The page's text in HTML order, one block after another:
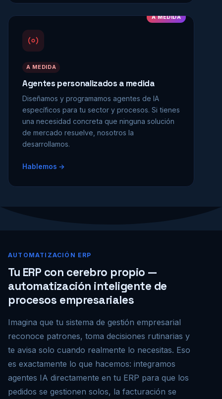
A MEDIDA
A MEDIDA
Agentes personalizados a medida
Diseñamos y programamos agentes de IA
específicos para tu sector y procesos. Si tienes
una necesidad concreta que ninguna solución
de mercado resuelve, nosotros la
desarrollamos.
Hablemos →
AUTOMATIZACIÓN ERP
Tu ERP con cerebro propio —
automatización inteligente de
procesos empresariales
Imagina que tu sistema de gestión empresarial
reconoce patrones, toma decisiones rutinarias y
te avisa solo cuando realmente lo necesitas. Eso
es exactamente lo que hacemos: integramos
agentes IA directamente en tu ERP para que los
pedidos se gestionen solos, la facturación se